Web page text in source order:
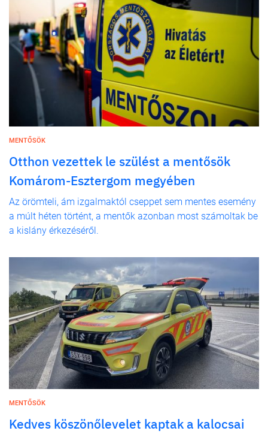
MENTŐSÖK
Otthon vezettek le szülést a mentősök
Komárom-Esztergom megyében
Az örömteli, ám izgalmaktól cseppet sem mentes esemény
a múlt héten történt, a mentők azonban most számoltak be
a kislány érkezéséről.
MENTŐSÖK
Kedves köszönőlevelet kaptak a kalocsai